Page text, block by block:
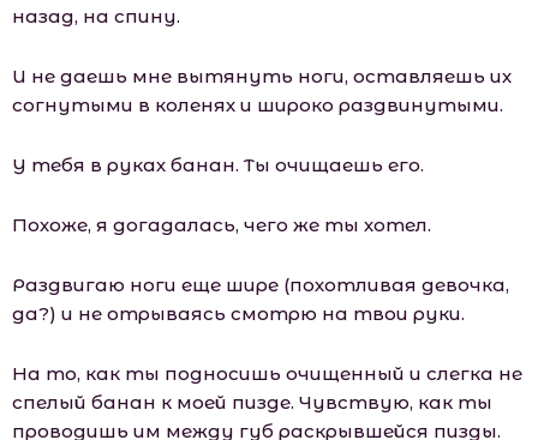
назад, на спину.
И не даешь мне вытянуть ноги, оставляешь их
согнутыми в коленях и широко раздвинутыми.
У тебя в руках банан. Ты очищаешь его.
Похоже, я догадалась, чего же ты хотел.
Раздвигаю ноги еще шире (похотливая девочка,
да?) и не отрываясь смотрю на твои руки.
На то, как ты подносишь очищенный и слегка не
спелый банан к моей пизде. Чувствую, как ты
проводишь им между губ раскрывшейся пизды.